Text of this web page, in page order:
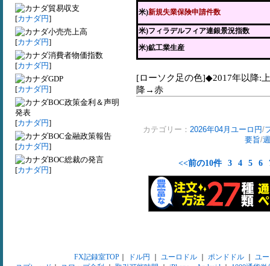
貿易収支
[カナダ円]
小売売上高
[カナダ円]
消費者物価指数
[カナダ円]
GDP
[カナダ円]
BOC政策金利＆声明
発表
[カナダ円]
BOC金融政策報告
[カナダ円]
BOC総裁の発言
[カナダ円]
米)新規失業保険申請件数
米)フィラデルフィア連銀景況指数
米)鉱工業生産
[ローソク足の色]◆2017年以降
降→赤
カテゴリー： 2026年04月ユーロ円/
要旨/
<<前の10件 3 4 5 6
FX記録室TOP｜ ドル円 ユーロドル｜ ポンドドル｜ ユ